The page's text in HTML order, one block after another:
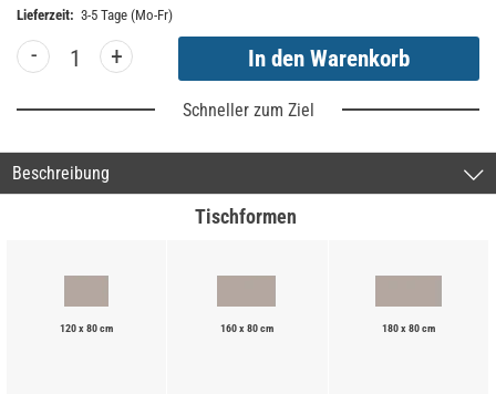
Lieferzeit: 3-5 Tage (Mo-Fr)
- +
Schneller zum Ziel
Beschreibung
Tischformen
120 x 80 cm 160 x 80 cm 180 x 80 cm